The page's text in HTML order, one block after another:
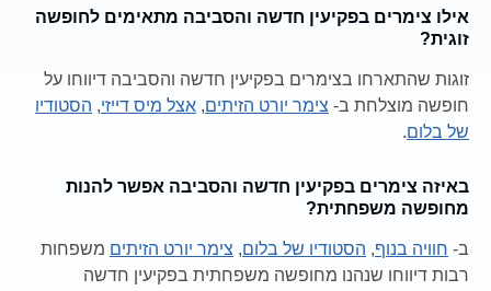
אילו צימרים בפקיעין חדשה והסביבה מתאימים לחופשה
זוגית?
זוגות שהתארחו בצימרים בפקיעין חדשה והסביבה דיווחו על
חופשה מוצלחת ב- צימר יורט הזיתים, אצל מיס דייזי, הסטודיו
של בלום.
באיזה צימרים בפקיעין חדשה והסביבה אפשר להנות
מחופשה משפחתית?
ב- חוויה בנוף, הסטודיו של בלום, צימר יורט הזיתים משפחות
רבות דיווחו שנהנו מחופשה משפחתית בפקיעין חדשה